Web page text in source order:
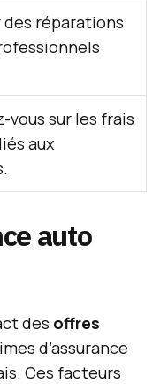
réparations
vous sur les frais
aux
auto
des offres
d’assurance
Ces facteurs